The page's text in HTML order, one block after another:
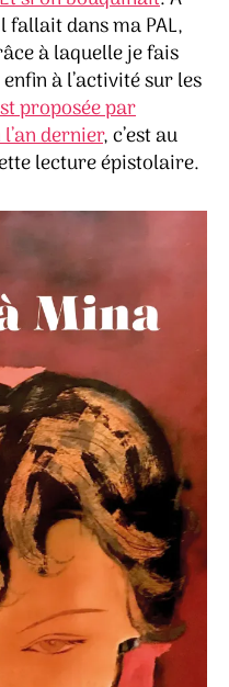
fallait dans ma PAL,
à laquelle je fais
à l’activité sur les
proposée par
dernier, c’est au
lecture épistolaire.